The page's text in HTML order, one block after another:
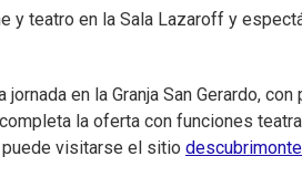
y teatro en la Sala Lazaroff y
en la Granja San Gerardo,
la oferta con funciones
puede visitarse el sitio